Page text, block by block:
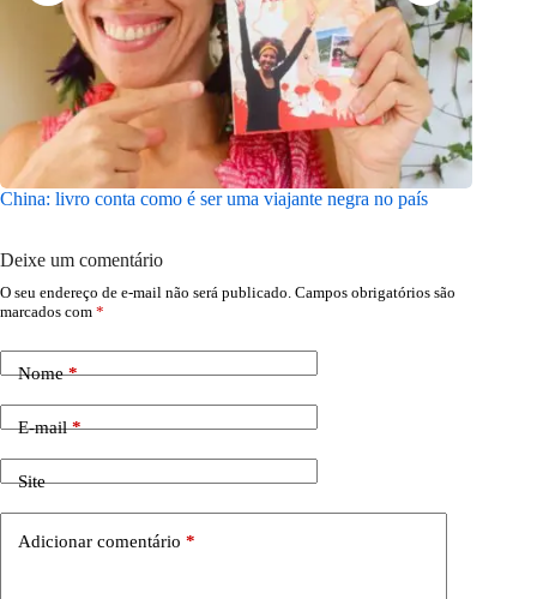
China: livro conta como é ser uma viajante negra no país
Deixe um comentário
O seu endereço de e-mail não será publicado. Campos obrigatórios são
marcados com *
Nome*
E-mail*
Site
Adicionar comentário *